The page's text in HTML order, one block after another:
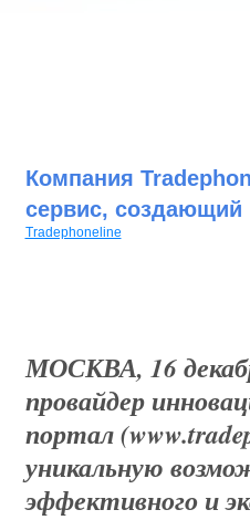
Компания
сервис, создающий
Tradephoneline
МОСКВА, 16
провайдер
портал
уникальную
эффективного и